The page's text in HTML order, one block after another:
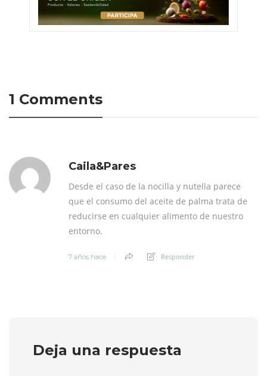
1 Comments
Caila&Pares
Desde el caso de la nocilla y nutella parece
que el consumo del aceite de palma trata de
reducirse en cualquier alimento de nuestro
entorno.
7 años hace Responder
Deja una respuesta